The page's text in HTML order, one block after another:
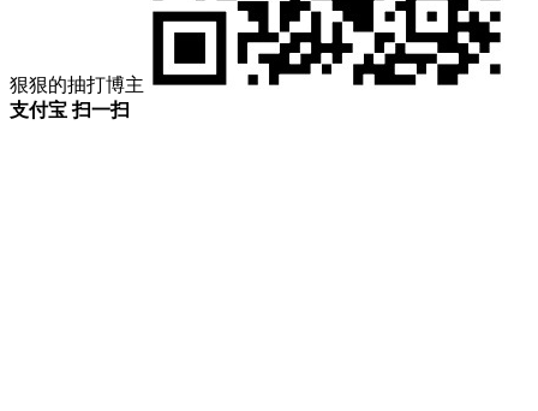
狠狠的抽打博主
支付宝 扫一扫